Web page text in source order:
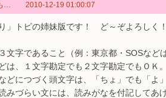
… 2010-12-19 01:00:07
」トピの姉妹版です！ ど～ぞよろしく！
文字であること（例：東京都・SOSなど
は、１文字勘定でも２文字勘定でもＯＫ。
どにつづく頭文字は、「ちょ」でも「よ
みづらい文には、読みがなを付記してあげ